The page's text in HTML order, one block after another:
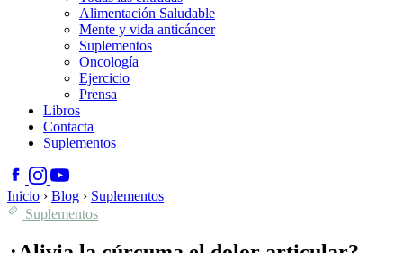
Alimentación Saludable
Mente y vida anticáncer
Suplementos
Oncología
Ejercicio
Prensa
Libros
Contacta
Suplementos
Inicio › Blog › Suplementos
Suplementos